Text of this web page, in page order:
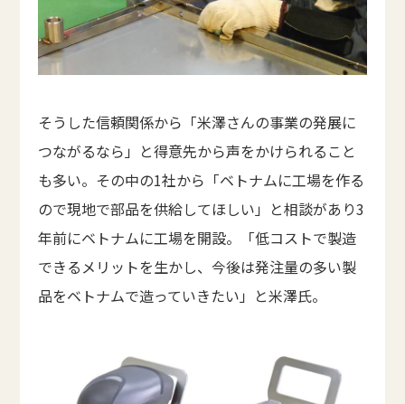
そうした信頼関係から「米澤さんの事業の発展に
つながるなら」と得意先から声をかけられること
も多い。その中の1社から「ベトナムに工場を作る
ので現地で部品を供給してほしい」と相談があり3
年前にベトナムに工場を開設。「低コストで製造
できるメリットを生かし、今後は発注量の多い製
品をベトナムで造っていきたい」と米澤氏。